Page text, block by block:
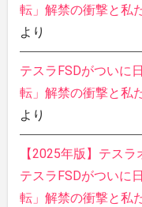
転」解禁の衝撃と私
より
テスラFSDがついに
転」解禁の衝撃と私
より
【2025年版】テス
テスラFSDがついに
転」解禁の衝撃と私